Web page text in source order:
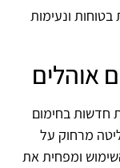
ונעימות
אוהלים
חדשות בחימום
מרחוק על
ומפחית את